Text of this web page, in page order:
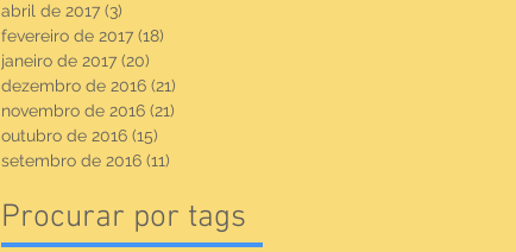
abril de 2017 (3)
fevereiro de 2017 (18)
janeiro de 2017 (20)
dezembro de 2016 (21)
novembro de 2016 (21)
outubro de 2016 (15)
setembro de 2016 (11)
Procurar por tags